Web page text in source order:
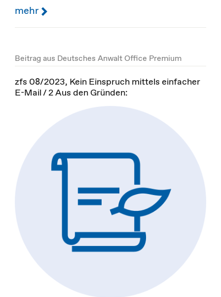
mehr
Beitrag aus Deutsches Anwalt Office Premium
zfs 08/2023, Kein Einspruch mittels einfacher
E-Mail / 2 Aus den Gründen: